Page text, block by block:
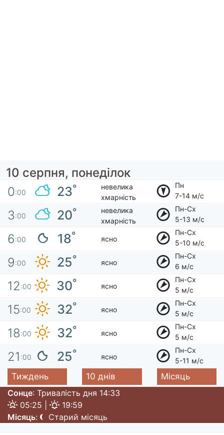
10 серпня, понеділок
0:00 23°
невелика
хмарність
Пн
7-14 м/с
3:00 20°
невелика
хмарність
Пн-Сх
5-13 м/с
6:00 18° ясно
Пн-Сх
5-10 м/с
9:00 25° ясно
Пн-Сх
6 м/с
12:00 30° ясно
Пн-Сх
5 м/с
15:00 32° ясно
Пн-Сх
5 м/с
18:00 32° ясно
Пн-Сх
5 м/с
21 :00 25° ясно
Пн-Сх
5-11 м/с
Тиждень 10 днів
Місяць
Сонце: Тривалість дня 14:33
05:25 |
19:59
Місяць: Старий місяць